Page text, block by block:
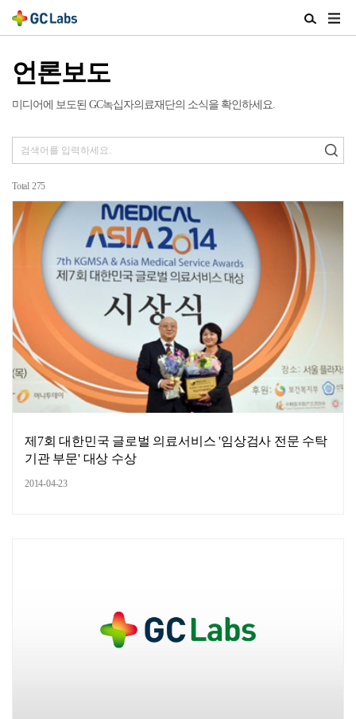
검
색
언론보도
미디어에 보도된 GC녹십자의료재단의 소식을 확인하세요.
Total 275
제7회 대한민국 글로벌 의료서비스 '임상검사 전문 수탁
기관 부문' 대상 수상
2014-04-23